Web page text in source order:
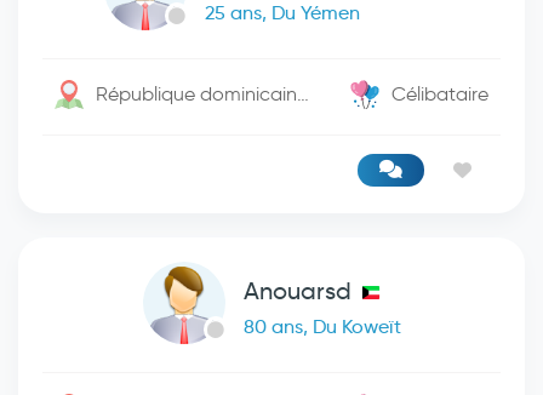
25 ans, Du Yémen
République dominicaine / Roseau Célibataire
Anouarsd
80 ans, Du Koweït